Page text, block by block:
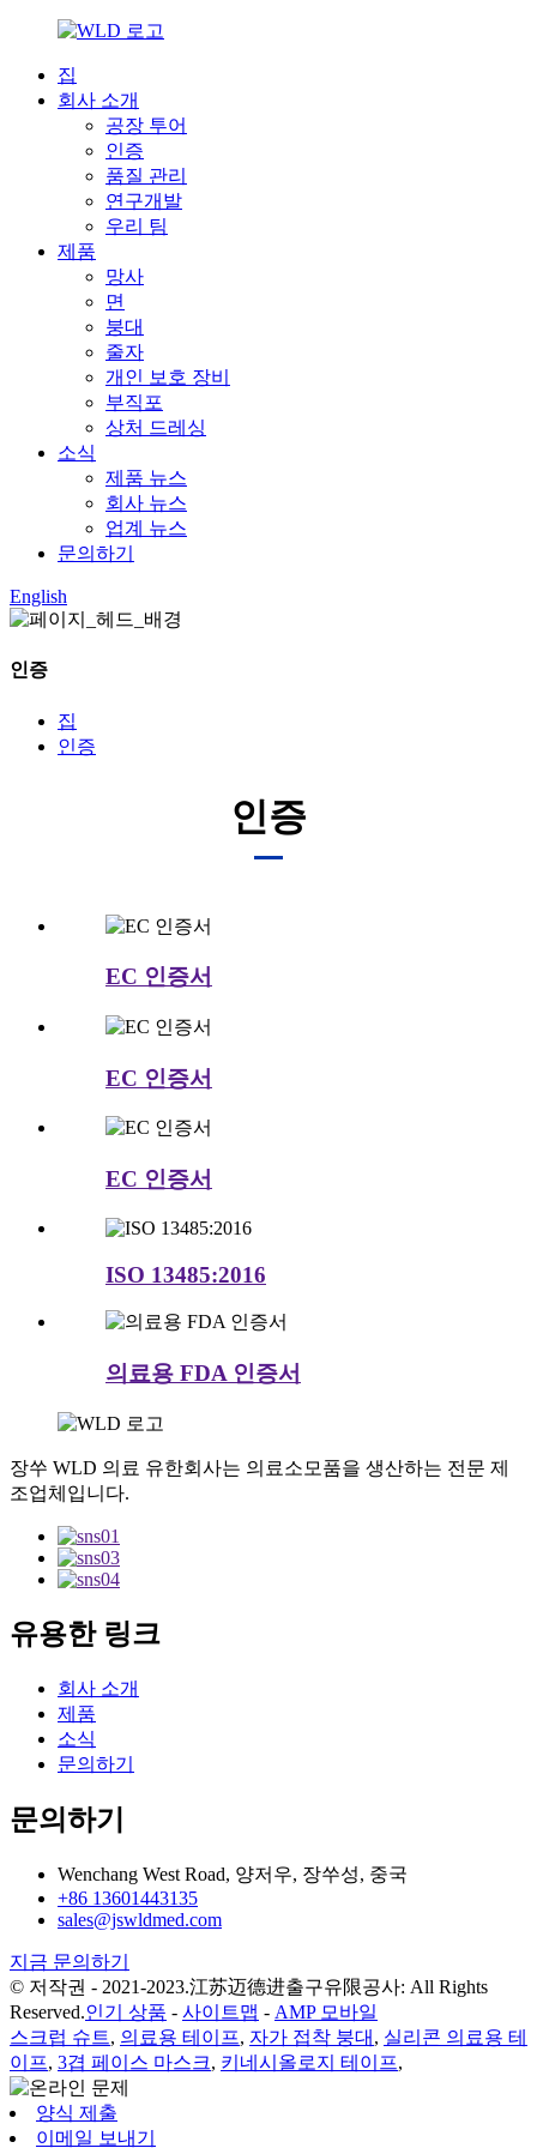
집
회사 소개
공장 투어
인증
품질 관리
연구개발
우리 팀
제품
망사
면
붕대
줄자
개인 보호 장비
부직포
상처 드레싱
소식
제품 뉴스
회사 뉴스
업계 뉴스
문의하기
English
인증
집
인증
인증
EC 인증서
EC 인증서
EC 인증서
ISO 13485:2016
의료용 FDA 인증서
장쑤 WLD 의료 유한회사는 의료소모품을 생산하는 전문 제
조업체입니다.
유용한 링크
회사 소개
제품
소식
문의하기
문의하기
Wenchang West Road, 양저우, 장쑤성, 중국
+86 13601443135
sales@jswldmed.com
지금 문의하기
© 저작권 - 2021-2023.江苏迈德进출구유限공사: All Rights
Reserved.인기 상품 - 사이트맵 - AMP 모바일
스크럽 슈트, 의료용 테이프, 자가 접착 붕대 , 실리콘 의료용 테
이프, 3겹 페이스 마스크, 키네시올로지 테이프,
양식 제출
이메일 보내기